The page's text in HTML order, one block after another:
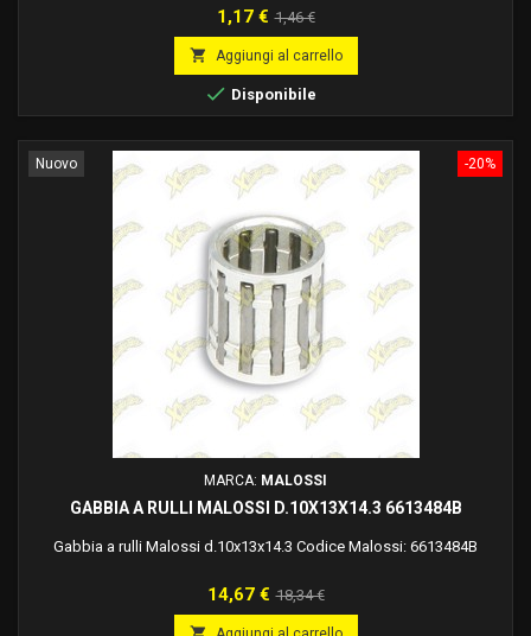
TERMICO 31 6105: produzione cessata.Rulli Malossi per PEUGEOT
103 104 105 50 2T Ricambio per GRUPPO TERMICO 31 6104 e
CILINDRO 31 6757: produzione cessata.Rulli Malossi per PEUGEOT
103 RCX 50 Ricambio per GRUPPO TERMICO 31 6104...
Prezzo
1,17 € Prezzo
base
1,46 €
 Aggiungi al carrello
 Disponibile
-20%
Nuovo
MARCA: MALOSSI
GABBIA A RULLI MALOSSI D.10X13X14.3 6613484B
Gabbia a rulli Malossi d.10x13x14.3 Codice Malossi: 6613484B
Prezzo
14,67 € Prezzo
base
18,34 €